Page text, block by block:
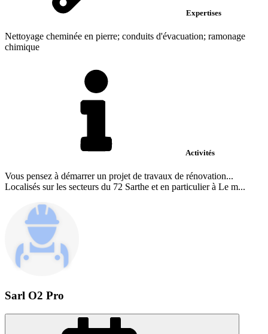
Expertises
Nettoyage cheminée en pierre; conduits d'évacuation; ramonage
chimique
Activités
Vous pensez à démarrer un projet de travaux de rénovation...
Localisés sur les secteurs du 72 Sarthe et en particulier à Le m...
Sarl O2 Pro